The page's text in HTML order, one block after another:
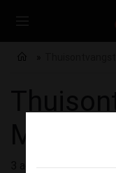
3 advertenties